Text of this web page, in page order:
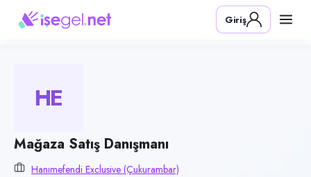
Pozisyon
Mağaza Satış Danışmanı
Kategori
Konum
Çankaya, Ankara
Giriş
HE
Mağaza Satış Danışmanı
Hanımefendi Exclusive (Çukurambar)